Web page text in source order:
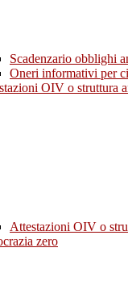
Scadenzario obblighi
Oneri informativi per
OIV o struttura
Attestazioni OIV o
zero